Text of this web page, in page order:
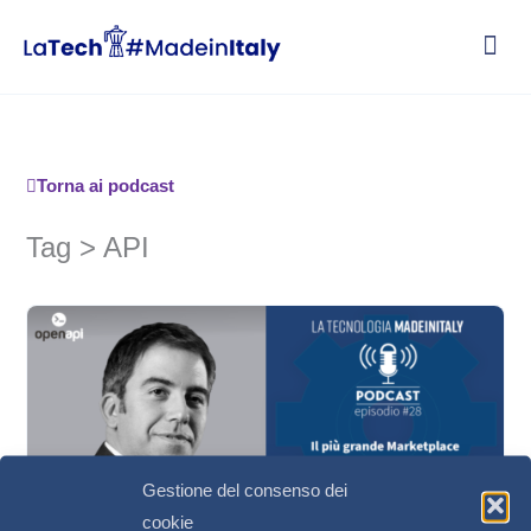
Gestione del consenso dei
cookie
Torna ai podcast
Tag > API